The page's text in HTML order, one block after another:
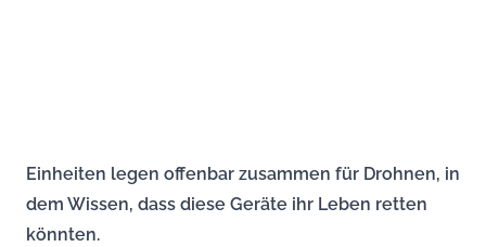
Einheiten legen offenbar zusammen für Drohnen, in
dem Wissen, dass diese Geräte ihr Leben retten
könnten.